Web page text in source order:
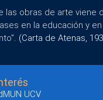
las obras de arte viene
en la educación y en
(Carta de Atenas,
UCV